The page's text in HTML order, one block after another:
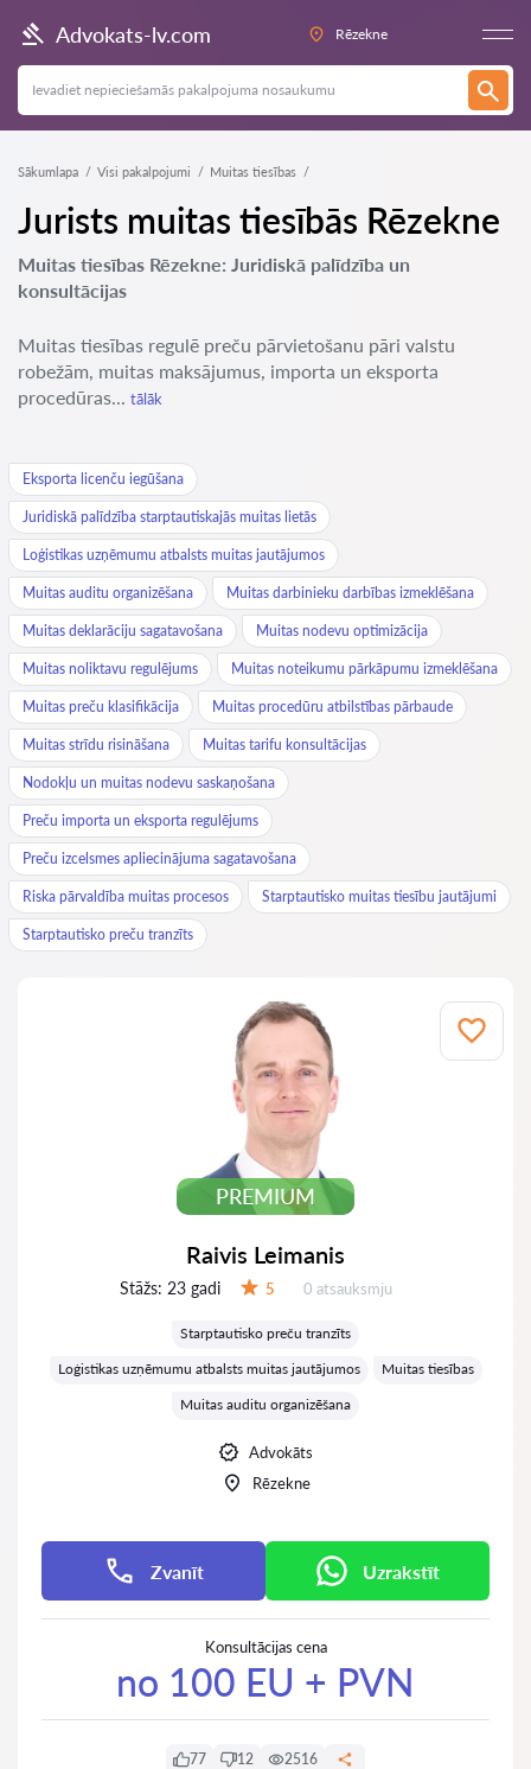
Advokats-lv.com Rēzekne
Sākumlapa Visi pakalpojumi Muitas tiesības
Jurists muitas tiesībās Rēzekne
Muitas tiesības Rēzekne: Juridiskā palīdzība un
konsultācijas
Muitas tiesības regulē preču pārvietošanu pāri valstu
robežām, muitas maksājumus, importa un eksporta
procedūras... tālāk
Eksporta licenču iegūšana
Juridiskā palīdzība starptautiskajās muitas lietās
Loģistikas uzņēmumu atbalsts muitas jautājumos
Muitas auditu organizēšana Muitas darbinieku darbības izmeklēšana
Muitas deklarāciju sagatavošana Muitas nodevu optimizācija
Muitas noliktavu regulējums Muitas noteikumu pārkāpumu izmeklēšana
Muitas preču klasifikācija Muitas procedūru atbilstības pārbaude
Muitas strīdu risināšana Muitas tarifu konsultācijas
Nodokļu un muitas nodevu saskaņošana
Preču importa un eksporta regulējums
Preču izcelsmes apliecinājuma sagatavošana
Riska pārvaldība muitas procesos Starptautisko muitas tiesību jautājumi
Starptautisko preču tranzīts
PREMIUM
Raivis Leimanis
Stāžs: 23 gadi 5 Atsauksmes:
0 atsauksmju
Starptautisko preču tranzīts
Loģistikas uzņēmumu atbalsts muitas jautājumos
Muitas tiesības
Muitas auditu organizēšana
Advokāts
Rēzekne
Zvanīt Uzrakstīt
Konsultācijas cena
no 100 EU + PVN
77 12 2516